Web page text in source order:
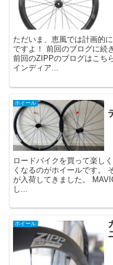
ただいま、恵風では計画的
ですよ！ 前回のブログに続
前回のZIPPのブログはこち
インディア...
ホイール
ロードバイクを買って楽し
くなるのがホイールです。
が入荷してきました。
し...
ホイール